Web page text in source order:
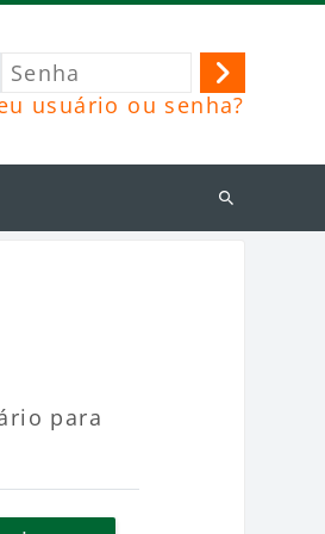
Acessar
usuário ou senha?
Buscar
cursos
para